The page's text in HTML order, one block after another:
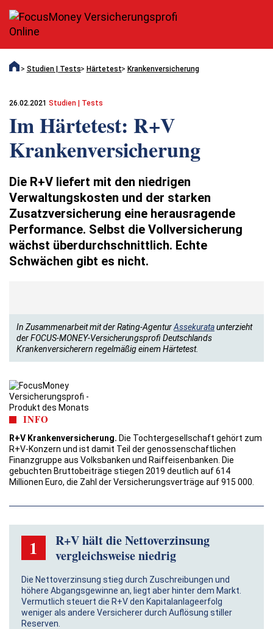
Studien | Tests Härtetest Krankenversicherung
26.02.2021 Studien | Tests
Im Härtetest: R+V
Krankenversicherung
Die R+V liefert mit den niedrigen
Verwaltungskosten und der starken
Zusatzversicherung eine herausragende
Performance. Selbst die Vollversicherung
wächst überdurchschnittlich. Echte
Schwächen gibt es nicht.
In Zusammenarbeit mit der Rating-AgenturAssekurataunterzieht
der FOCUS-MONEY-Versicherungsprofi Deutschlands
Krankenversicherern regelmäßig einem Härtetest.
INFO
R+V Krankenversicherung. Die Tochtergesellschaft gehört zum
R+V-Konzern und ist damit Teil der genossenschaftlichen
Finanzgruppe aus Volksbanken und Raiffeisenbanken. Die
gebuchten Bruttobeiträge stiegen 2019 deutlich auf 614
Millionen Euro, die Zahl der Versicherungsverträge auf 915 000.
1
R+V hält die Nettoverzinsung
vergleichsweise niedrig
Die Nettoverzinsung stieg durch Zuschreibungen und
höhere Abgangsgewinne an, liegt aber hinter dem Markt.
Vermutlich steuert die R+V den Kapitalanlageerfolg
weniger als andere Versicherer durch Auflösung stiller
Reserven.